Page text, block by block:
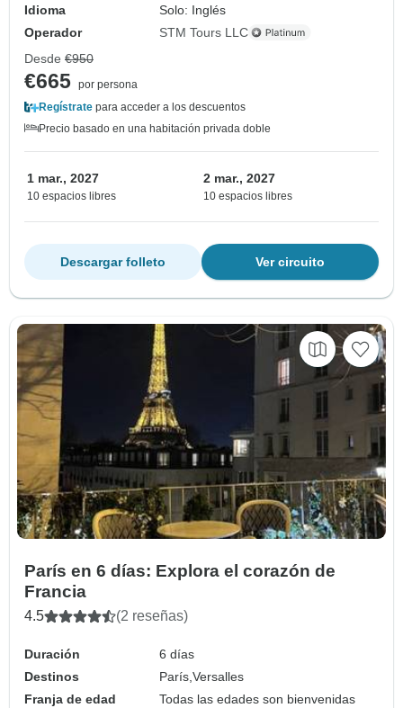
Idioma
Solo: Inglés
Operador
STM Tours LLC
Desde €950
€665 por persona
Regístrate para acceder a los descuentos
Precio basado en una habitación privada doble
1 mar., 2027
10 espacios libres
2 mar., 2027
10 espacios libres
Ver circuito
Descargar folleto
París en 6 días: Explora el corazón de
Francia
4.5 (2 reseñas)
Duración
6 días
Destinos
París,Versalles
Franja de edad
Todas las edades son bienvenidas